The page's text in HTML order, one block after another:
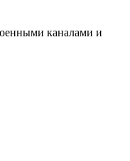
каналами и